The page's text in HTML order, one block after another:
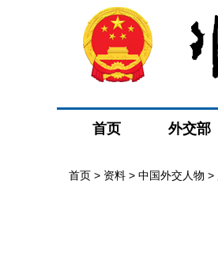
首页 外交部
首页 > 资料 > 中国外交人物 >